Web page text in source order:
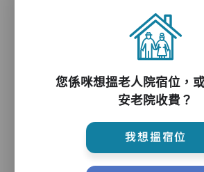
電動床,氣墊床,升降機,助行器
護理服務
主管,助理員,護理員,保
您係咪想搵老人院宿位，
安老院收費？
我想搵宿位